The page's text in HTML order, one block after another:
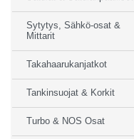
Sytytys, Sähkö-osat &
Mittarit
Takahaarukanjatkot
Tankinsuojat & Korkit
Turbo & NOS Osat